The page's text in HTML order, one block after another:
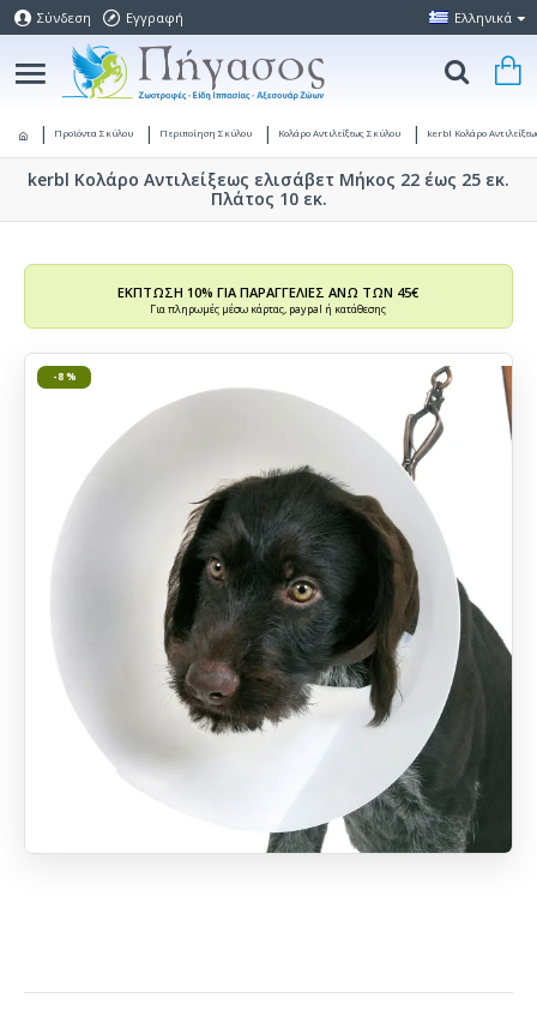
Σύνδεση Εγγραφή Ελληνικά
Προϊόντα Σκύλου Περιποίηση Σκύλου Κολάρο Αντιλείξεως Σκύλου kerbl Κολάρο
kerbl Κολάρο Αντιλείξεως ελισάβετ Μήκος 22 έως 25 εκ.
Πλάτος 10 εκ.
ΕΚΠΤΩΣΗ 10% ΓΙΑ ΠΑΡΑΓΓΕΛΙΕΣ ΑΝΩ ΤΩΝ 45€
Για πληρωμές μέσω κάρτας, paypal ή κατάθεσης
-8 %